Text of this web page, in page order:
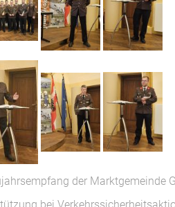
der Marktgemeinde